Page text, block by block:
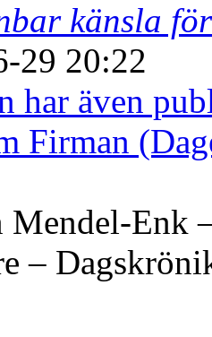
känsla
29 20:22
även
Firman
Mendel-Enk
–